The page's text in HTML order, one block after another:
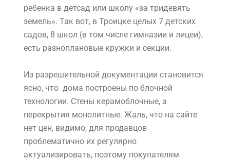
ребенка в детсад или школу «за тридевять
земель». Так вот, в Троицке целых 7 детских
садов, 8 школ (в том числе гимназии и лицеи),
есть разноплановые кружки и секции.
Из разрешительной документации становится
ясно, что дома построены по блочной
технологии. Стены керамоблочные, а
перекрытия монолитные. Жаль, что на сайте
нет цен, видимо, для продавцов
проблематично их регулярно
актуализировать, поэтому покупателям